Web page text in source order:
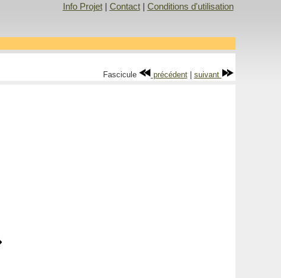
Info Projet| Contact| Conditions d'utilisation
Fascicule précédent| suivant